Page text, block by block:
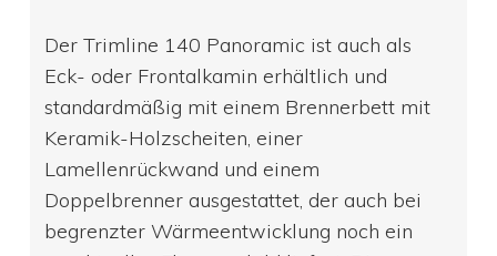
Der Trimline 140 Panoramic ist auch als
Eck- oder Frontalkamin erhältlich und
standardmäßig mit einem Brennerbett mit
Keramik-Holzscheiten, einer
Lamellenrückwand und einem
Doppelbrenner ausgestattet, der auch bei
begrenzter Wärmeentwicklung noch ein